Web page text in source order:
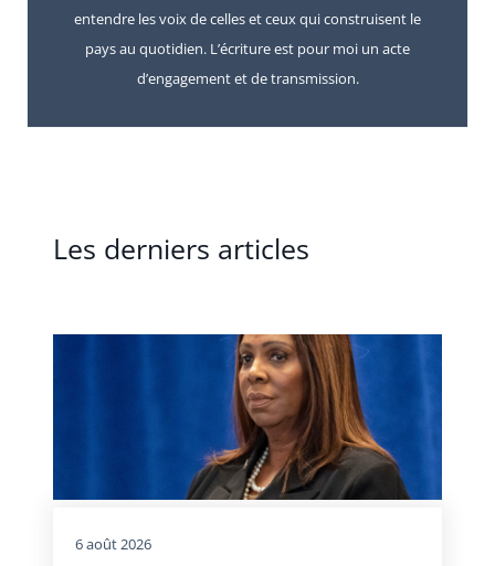
entendre les voix de celles et ceux qui construisent le
pays au quotidien. L’écriture est pour moi un acte
d’engagement et de transmission.
Les derniers articles
6 août 2026